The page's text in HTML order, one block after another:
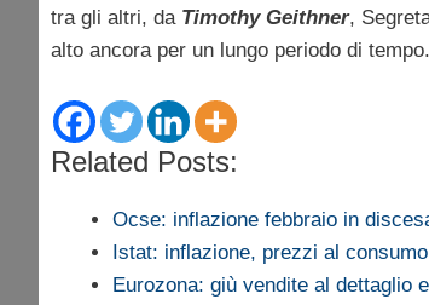
tra gli altri, da Timothy Geithner,
alto ancora per un lungo periodo di tempo.
Related Posts:
Ocse: inflazione febbraio in
Istat: inflazione, prezzi al
Eurozona: giù vendite al dettaglio